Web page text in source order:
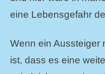
eine Lebensgefahr
Wenn ein Aussteiger
ist, dass es eine